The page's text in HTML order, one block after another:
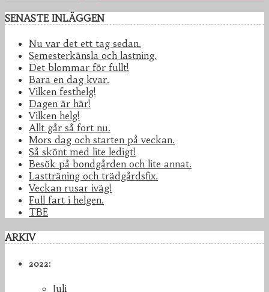
SENASTE INLÄGGEN
Nu var det ett tag sedan.
Semesterkänsla och lastning.
Det blommar för fullt!
Bara en dag kvar.
Vilken festhelg!
Dagen är här!
Vilken helg!
Allt går så fort nu.
Mors dag och starten på veckan.
Så skönt med lite ledigt!
Besök på bondgården och lite annat.
Lastträning och trädgårdsfix.
Veckan rusar iväg!
Full fart i helgen.
TBE
ARKIV
2022:
Juli